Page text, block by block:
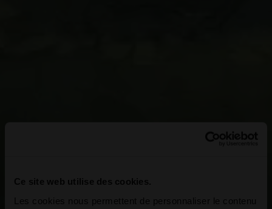
Ce site web utilise des cookies.
Les cookies nous permettent de personnaliser le contenu